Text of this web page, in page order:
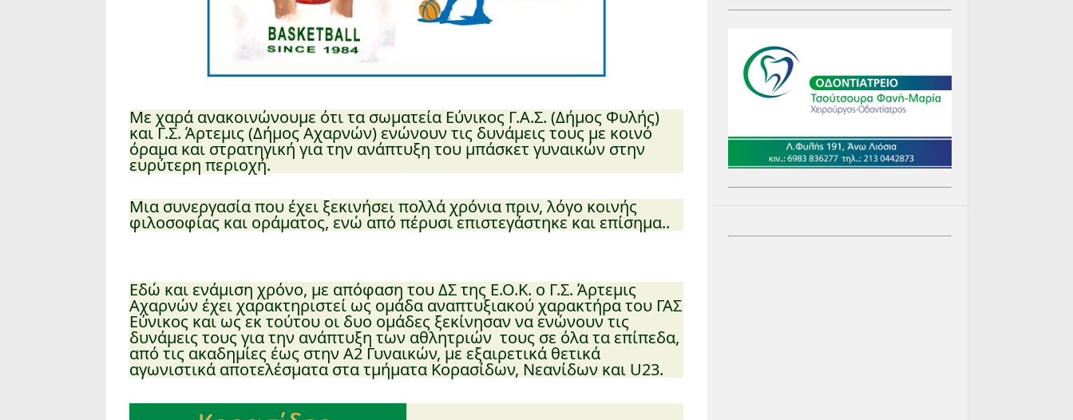
Με χαρά ανακοινώνουμε ότι τα σωματεία Εύνικος Γ.Α.Σ. (Δήμος Φυλής)
και Γ.Σ. Άρτεμις (Δήμος Αχαρνών) ενώνουν τις δυνάμεις τους με κοινό
όραμα και στρατηγική για την ανάπτυξη του μπάσκετ γυναικών στην
ευρύτερη περιοχή.
Μια συνεργασία που έχει ξεκινήσει πολλά χρόνια πριν, λόγο κοινής
φιλοσοφίας και οράματος, ενώ από πέρυσι επιστεγάστηκε και επίσημα..
Εδώ και ενάμιση χρόνο, με απόφαση του ΔΣ της Ε.Ο.Κ. ο Γ.Σ. Άρτεμις
Αχαρνών έχει χαρακτηριστεί ως ομάδα αναπτυξιακού χαρακτήρα του ΓΑΣ
Εύνικος και ως εκ τούτου οι δυο ομάδες ξεκίνησαν να ενώνουν τις
δυνάμεις τους για την ανάπτυξη των αθλητριών τους σε όλα τα επίπεδα,
από τις ακαδημίες έως στην Α2 Γυναικών, με εξαιρετικά θετικά
αγωνιστικά αποτελέσματα στα τμήματα Κορασίδων, Νεανίδων και U23.